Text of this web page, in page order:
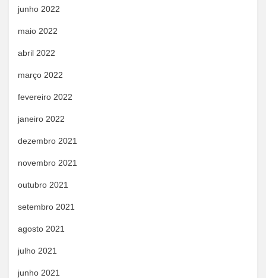
junho 2022
maio 2022
abril 2022
março 2022
fevereiro 2022
janeiro 2022
dezembro 2021
novembro 2021
outubro 2021
setembro 2021
agosto 2021
julho 2021
junho 2021